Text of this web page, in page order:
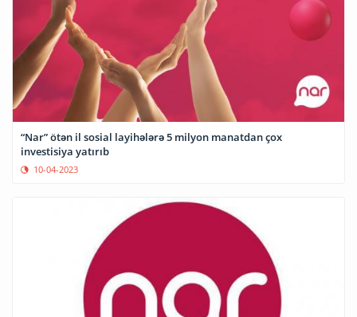
“Nar” ötən il sosial layihələrə 5 milyon manatdan çox
investisiya yatırıb
10-04-2023